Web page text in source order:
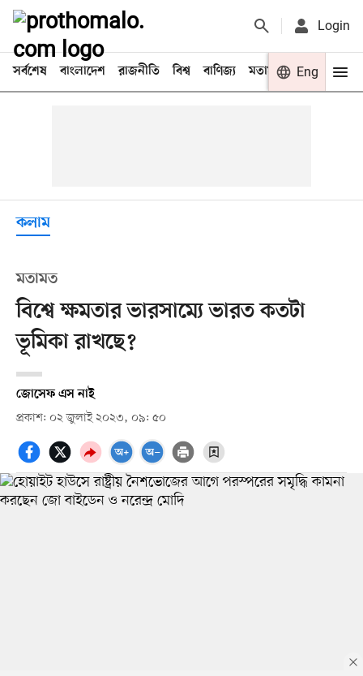
Login
সর্বশেষ বাংলাদেশ রাজনীতি বিশ্ব বাণিজ্য মতামত খেলা
Eng
কলাম
মতামত
বিশ্বে ক্ষমতার ভারসাম্যে ভারত কতটা
ভূমিকা রাখছে?
জোসেফ এস নাই
প্রকাশ: ০২ জুলাই ২০২৩, ০৯: ৫০